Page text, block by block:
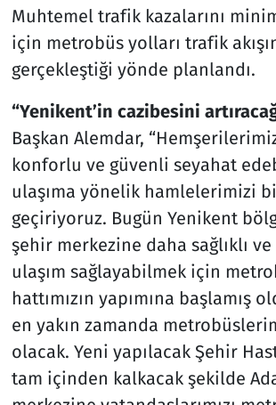
Muhtemel trafik kazalarını
için metrobüs yolları trafik
gerçekleştiği yönde planlandı.
“Yenikent’in cazibesini
Başkan Alemdar,
konforlu ve güvenli seyahat
ulaşıma yönelik hamlelerimizi
geçiriyoruz. Bugün Yenikent
şehir merkezine daha sağlıklı
ulaşım sağlayabilmek için
hattımızın yapımına başlamış
en yakın zamanda
olacak. Yeni yapılacak Şehir
tam içinden kalkacak şekilde